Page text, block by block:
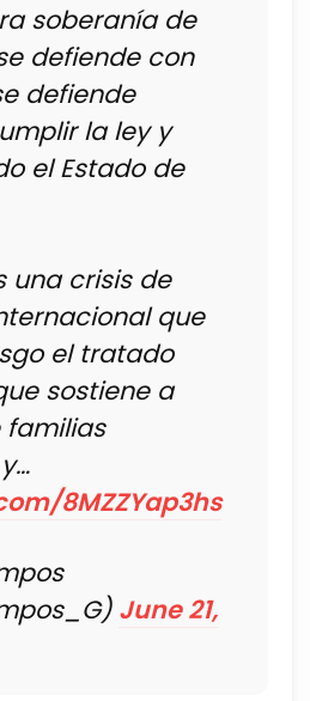
soberanía de
defiende con
defiende
la ley y
el Estado de
una crisis de
que
el tratado
sostiene a
familias
8MZZYap3hs
June 21,